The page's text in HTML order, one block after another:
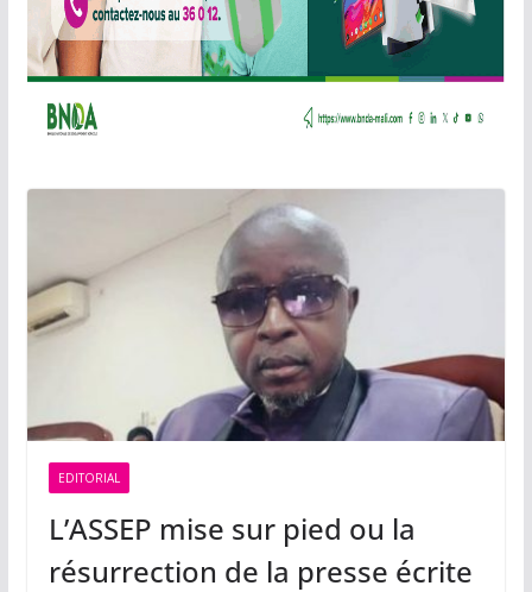
EDITORIAL
L’ASSEP mise sur pied ou la
résurrection de la presse écrite